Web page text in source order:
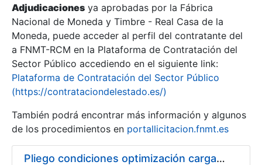
Erakutsi/Ezkutatu
Erakutsi/Ezkutatu
Adjudicaciones ya aprobadas por la Fábrica
Nacional de Moneda y Timbre - Real Casa de la
Moneda, puede acceder al perfil del contratante del
a FNMT-RCM en la Plataforma de Contratación del
Sector Público accediendo en el siguiente link:
Plataforma de Contratación del Sector Público
(https://contrataciondelestado.es/)
También podrá encontrar más información y algunos
de los procedimientos en portallicitacion.fnmt.es
Pliego condiciones optimización cargas compras firmado